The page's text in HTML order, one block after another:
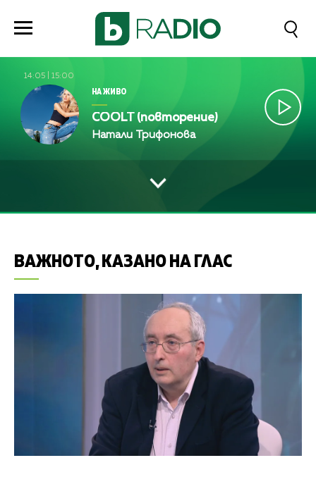
14:05 15:00
НА ЖИВО
COOLT (повторение)
Натали Трифонова
ВАЖНОТО, КАЗАНО НА ГЛАС